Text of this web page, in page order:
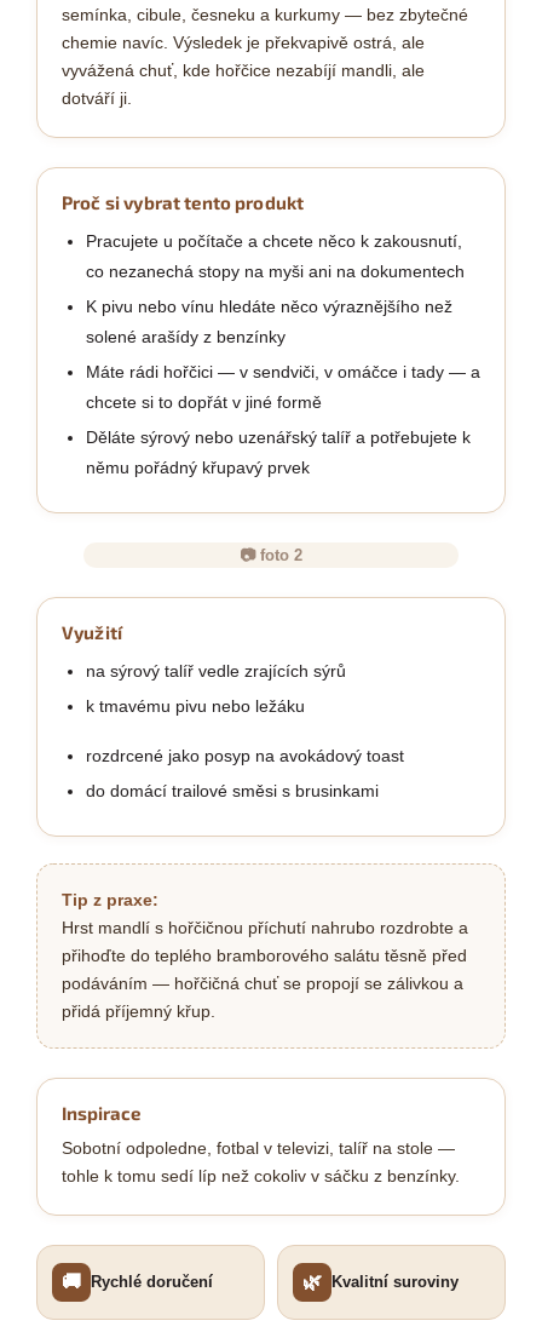
semínka, cibule, česneku a kurkumy — bez zbytečné
chemie navíc. Výsledek je překvapivě ostrá, ale
vyvážená chuť, kde hořčice nezabíjí mandli, ale
dotváří ji.
Proč si vybrat tento produkt
Pracujete u počítače a chcete něco k zakousnutí,
co nezanechá stopy na myši ani na dokumentech
K pivu nebo vínu hledáte něco výraznějšího než
solené arašídy z benzínky
Máte rádi hořčici — v sendviči, v omáčce i tady — a
chcete si to dopřát v jiné formě
Děláte sýrový nebo uzenářský talíř a potřebujete k
němu pořádný křupavý prvek
📷 foto 2
Využití
na sýrový talíř vedle zrajících sýrů
k tmavému pivu nebo ležáku
rozdrcené jako posyp na avokádový toast
do domácí trailové směsi s brusinkami
Tip z praxe:
Hrst mandlí s hořčičnou příchutí nahrubo rozdrobte a
přihoďte do teplého bramborového salátu těsně před
podáváním — hořčičná chuť se propojí se zálivkou a
přidá příjemný křup.
Inspirace
Sobotní odpoledne, fotbal v televizi, talíř na stole —
tohle k tomu sedí líp než cokoliv v sáčku z benzínky.
🚚 Rychlé doručení 🌿 Kvalitní suroviny